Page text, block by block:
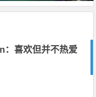
：喜欢但并不热爱